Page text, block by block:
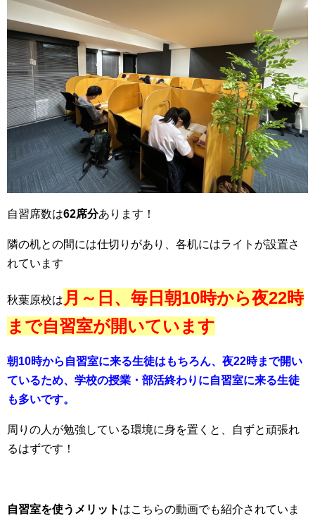
自習席数は62席分あります！
隣の机との間には仕切りがあり、各机にはライトが設置さ
れています
秋葉原校は 月～日、毎日朝10時から夜22時
まで自習室が開いています
朝10時から自習室に来る生徒はもちろん、夜22時まで開い
ているため、学校の授業・部活終わりに自習室に来る生徒
も多いです。
周りの人が勉強している環境に身を置くと、自ずと頑張れ
るはずです！
自習室を使うメリット はこちらの動画でも紹介されていま